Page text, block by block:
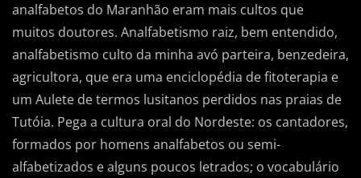
analfabetos do Maranhão eram mais cultos que
muitos doutores. Analfabetismo raiz, bem entendido,
analfabetismo culto da minha avó parteira, benzedeira,
agricultora, que era uma enciclopédia de fitoterapia e
um Aulete de termos lusitanos perdidos nas praias de
Tutóia. Pega a cultura oral do Nordeste: os cantadores,
formados por homens analfabetos ou semi-
alfabetizados e alguns poucos letrados; o vocabulário